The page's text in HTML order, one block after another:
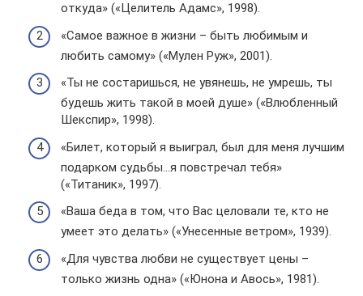
откуда» («Целитель Адамс», 1998).
«Самое важное в жизни – быть любимым и
любить самому» («Мулен Руж», 2001).
«Ты не состаришься, не увянешь, не умрешь, ты
будешь жить такой в моей душе» («Влюбленный
Шекспир», 1998).
«Билет, который я выиграл, был для меня лучшим
подарком судьбы…я повстречал тебя»
(«Титаник», 1997).
«Ваша беда в том, что Вас целовали те, кто не
умеет это делать» («Унесенные ветром», 1939).
«Для чувства любви не существует цены –
только жизнь одна» («Юнона и Авось», 1981).